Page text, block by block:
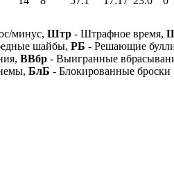
минус, Штр - Штрафное время,
шайбы, РБ - Решающие
ВВбр - Выигранные
БлБ - Блокированные броски